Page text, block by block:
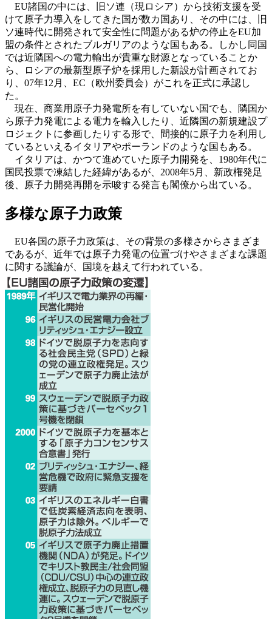
EU諸国の中には、旧ソ連（現ロシア）から技術支援を受
けて原子力導入をしてきた国が数カ国あり、その中には、旧
ソ連時代に開発されて安全性に問題がある炉の停止をEU加
盟の条件とされたブルガリアのような国もある。しかし同国
では近隣国への電力輸出が貴重な財源となっていることか
ら、ロシアの最新型原子炉を採用した新設が計画されてお
り、07年12月、EC（欧州委員会）がこれを正式に承認し
た。
現在、商業用原子力発電所を有していない国でも、隣国か
ら原子力発電による電力を輸入したり、近隣国の新規建設プ
ロジェクトに参画したりする形で、間接的に原子力を利用し
ているといえるイタリアやポーランドのような国もある。
イタリアは、かつて進めていた原子力開発を、1980年代に
国民投票で凍結した経緯があるが、2008年5月、新政権発足
後、原子力開発再開を示唆する発言も閣僚から出ている。
多様な原子力政策
EU各国の原子力政策は、その背景の多様さからさまざま
であるが、近年では原子力発電の位置づけやさまざまな課題
に関する議論が、国境を越えて行われている。